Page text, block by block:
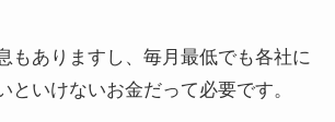
もありますし、毎月最低でも各社に
といけないお金だって必要です。